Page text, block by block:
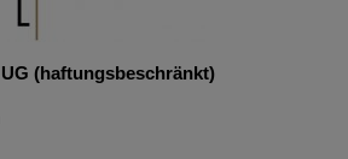
(haftungsbeschränkt)